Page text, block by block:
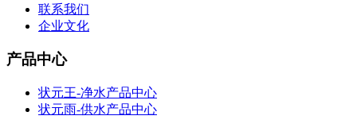
联系我们
企业文化
产品中心
状元王-净水产品中心
状元雨-供水产品中心